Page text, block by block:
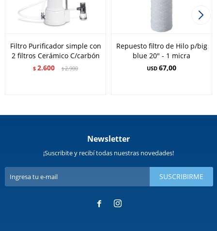
Filtro Purificador simple con
2 filtros Cerámico C/carbón
$ 2.600 $2.900
Repuesto filtro de Hilo p/big
blue 20" - 1 micra
USD 67,00
Newsletter
¡Suscribite y recibí todas nuestras novedades!
SUSCRIBIRME
 